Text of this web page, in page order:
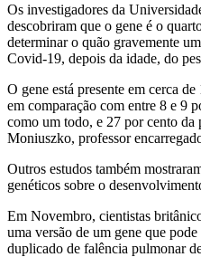
Os investigadores da
descobriram que o gene é o
determinar o quão gravemente
Covid-19, depois da idade, do
O gene está presente em cerca
em comparação com entre 8 e 9
como um todo, e 27 por cento
Moniuszko, professor
Outros estudos também
genéticos sobre o
Em Novembro, cientistas
uma versão de um gene que
duplicado de falência pulmonar